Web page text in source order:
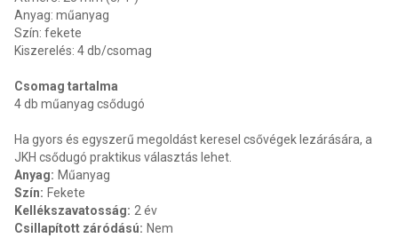
Anyag: műanyag
Szín: fekete
Kiszerelés: 4 db/csomag
Csomag tartalma
4 db műanyag csődugó
Ha gyors és egyszerű megoldást keresel csővégek lezárására, a
JKH csődugó praktikus választás lehet.
Anyag: Műanyag
Szín: Fekete
Kellékszavatosság: 2 év
Csillapított záródású: Nem